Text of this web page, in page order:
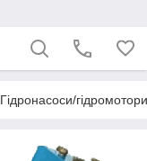
Гідронасоси/